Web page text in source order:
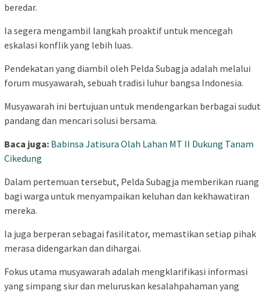
beredar.
Ia segera mengambil langkah proaktif untuk mencegah
eskalasi konflik yang lebih luas.
Pendekatan yang diambil oleh Pelda Subagja adalah melalui
forum musyawarah, sebuah tradisi luhur bangsa Indonesia.
Musyawarah ini bertujuan untuk mendengarkan berbagai sudut
pandang dan mencari solusi bersama.
Baca juga: Babinsa Jatisura Olah Lahan MT II Dukung Tanam
Cikedung
Dalam pertemuan tersebut, Pelda Subagja memberikan ruang
bagi warga untuk menyampaikan keluhan dan kekhawatiran
mereka.
Ia juga berperan sebagai fasilitator, memastikan setiap pihak
merasa didengarkan dan dihargai.
Fokus utama musyawarah adalah mengklarifikasi informasi
yang simpang siur dan meluruskan kesalahpahaman yang